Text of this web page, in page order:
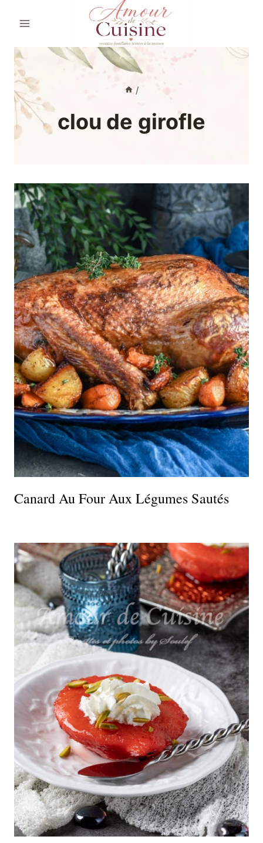
/
clou de girofle
Canard Au Four Aux Légumes Sautés